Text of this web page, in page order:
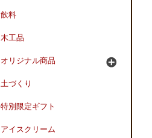
飲料
木工品
オリジナル商品
土づくり
特別限定ギフト
アイスクリーム